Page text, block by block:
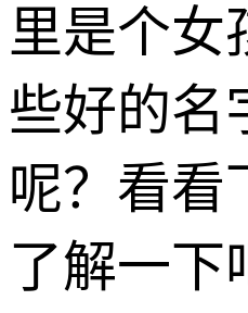
里是个女
些好的名
呢？看看
了解一下